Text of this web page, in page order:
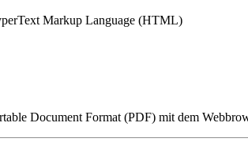
Markup Language (HTML)
Document Format (PDF) mit dem